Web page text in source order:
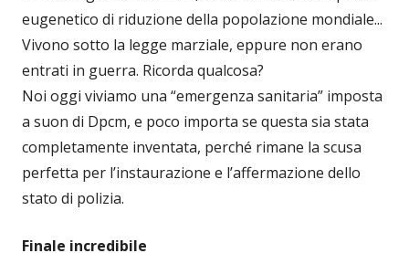
eugenetico di riduzione della popolazione mondiale...
Vivono sotto la legge marziale, eppure non erano
entrati in guerra. Ricorda qualcosa?
Noi oggi viviamo una “emergenza sanitaria” imposta
a suon di Dpcm, e poco importa se questa sia stata
completamente inventata, perché rimane la scusa
perfetta per l’instaurazione e l’affermazione dello
stato di polizia.
Finale incredibile